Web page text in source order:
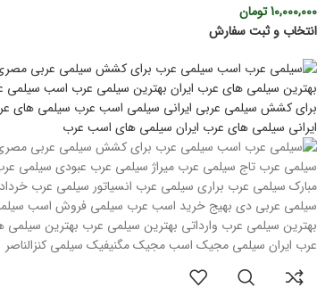
10,000,000تومان
انتخاب و ثبت سفارش